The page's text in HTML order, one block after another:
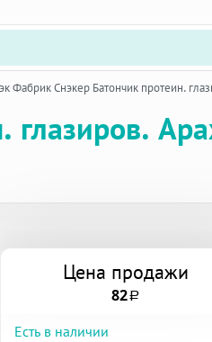
Фабрик Снэкер Батончик протеин.
Цена продажи
82a
Есть в наличии